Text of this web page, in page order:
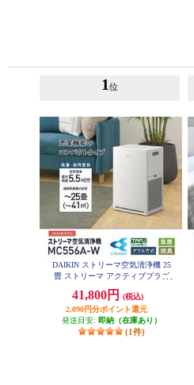
1 位
DAIKIN ストリーマ空気清浄機 25
畳 ストリーマ アクティブプラズ
41,800円
(税込)
2,090円分ポイント還元
発送目安: 即納（在庫あり）
(1件)